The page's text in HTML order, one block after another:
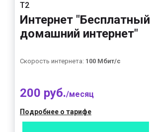
Т2
Интернет "Бесплатный
домашний интернет"
Скорость интернета: 100 Мбит/с
200 руб./месяц
Подробнее о тарифе